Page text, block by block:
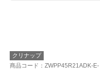
クリナップ
商品コード ：ZWPP45R21ADK-E-